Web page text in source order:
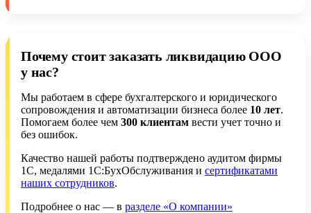
Почему стоит заказать ликвидацию ООО
у нас?
Мы работаем в сфере бухгалтерского и юридического
сопровождения и автоматизации бизнеса более 10 лет.
Помогаем более чем 300 клиентам вести учет точно и
без ошибок.
Качество нашей работы подтверждено аудитом фирмы
1С, медалями 1С:БухОбслуживания и сертификатами
наших сотрудников.
Подробнее о нас — в разделе «О компании»